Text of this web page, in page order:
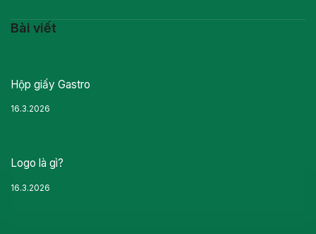
Bài viết
Hộp giấy Gastro
16.3.2026
Logo là gì?
16.3.2026